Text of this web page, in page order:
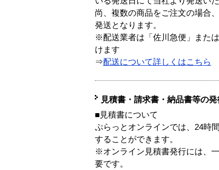
尚、複数の商品をご注文の場合
発送となります。
※配送業者は「佐川急便」また
けます
⇒配送について詳しくはこちら
見積書・請求書・納品書等の
■見積書について
ぷらっとオンラインでは、24時
することができます。
※オンライン見積書発行には、
要です。